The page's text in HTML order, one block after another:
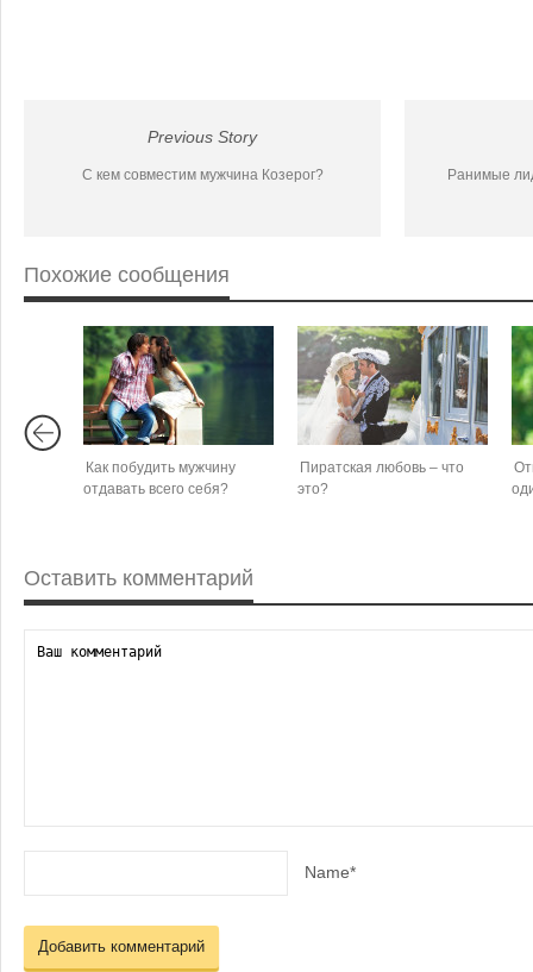
Previous Story
С кем совместим мужчина Козерог? Ранимые
Похожие сообщения
Как побудить мужчину
отдавать всего себя?
Пиратская любовь – что
это?
Оставить комментарий
Name*